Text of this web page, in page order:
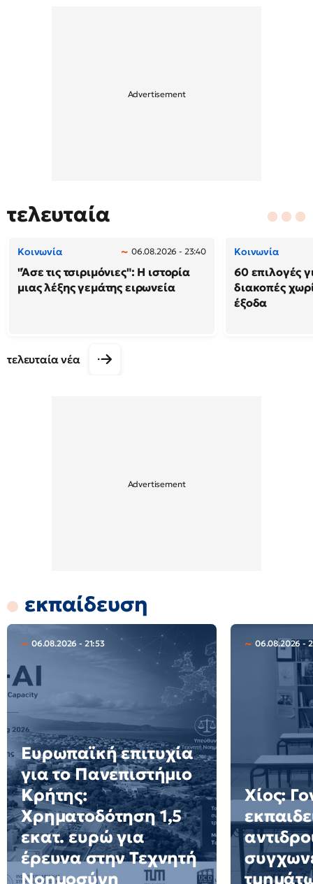
τελευταία
Κοινωνία 06.08.2026 - 23:40
"Άσε τις τσιριμόνιες": Η ιστορία
μιας λέξης γεμάτης ειρωνεία
Κοινωνία
60 επιλογές
διακοπές
έξοδα
τελευταία νέα
εκπαίδευση
06.08.2026 - 21:53
Ευρωπαϊκή επιτυχία
για το Πανεπιστήμιο
Κρήτης:
Χρηματοδότηση 1,5
εκατ. ευρώ για
έρευνα στην Τεχνητή
Νοημοσύνη
06.08.2026 -
Χίος: